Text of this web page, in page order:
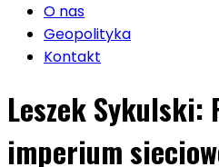
O nas
Geopolityka
Kontakt
Leszek Sykulski:
imperium